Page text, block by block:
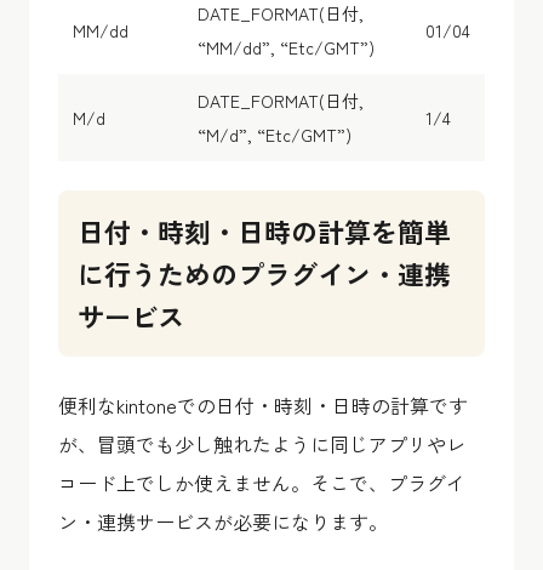
MM/dd
DATE_FORMAT(日付,
“MM/dd”, “Etc/GMT”)
01/04
M/d
DATE_FORMAT(日付,
“M/d”, “Etc/GMT”)
1/4
日付・時刻・日時の計算を簡単
に行うためのプラグイン・連携
サービス
便利なkintoneでの日付・時刻・日時の計算です
が、冒頭でも少し触れたように同じアプリやレ
コード上でしか使えません。そこで、プラグイ
ン・連携サービスが必要になります。